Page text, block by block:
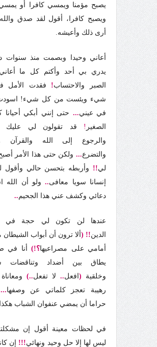
يصبح مؤمنا ويمسي كافرا أو
ويصبح كافرا، أقول لقد صدق
أرى ذلك وأعيشه.
أعاني وحيدا وبصمت منذ سنوات
يدري بي أحد وأكتم كل ما
الصبر والاحتساب! فقدت الأمل
شيء ويئست من كل شيء! اسودت
في عيني... حتى إنني أبكي أحيانا
الصغير !
قد تقولون لي عليك
والرجوع إلى الله والقرآن
والتضرع... ولكن حتى هذا الأمر أصبح
لي!! وأربطه بتحسن حالي وأقول
إنسانا سويا معافى..ولو أن الله
دعائي وكشف عني هذا الجحيم ..
عندها لن تكون لي حجة في
الدين!!
( ألا ترون أن أبواب الشيطان
أمامي على مصراعيها؟!) أنا في
يطاق بين أضداد وتناقضات
وخلقية ( افعل.. لا تفعل..)
رهيبة تعجز كلماتي عن وصفها...
حراما أن يمضي عنفوان الشباب هكذا
في لحظات معينة أقول إن
ليس لها إلا حل وحيد ونهائي!!! إن